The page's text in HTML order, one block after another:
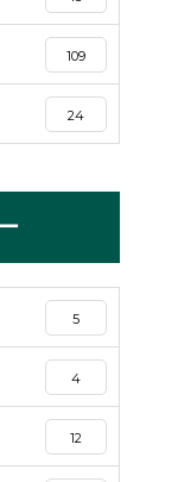
109
24
5
4
12